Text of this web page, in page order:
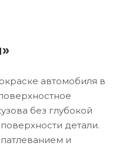
автомобиля в
без глубокой
детали.
и